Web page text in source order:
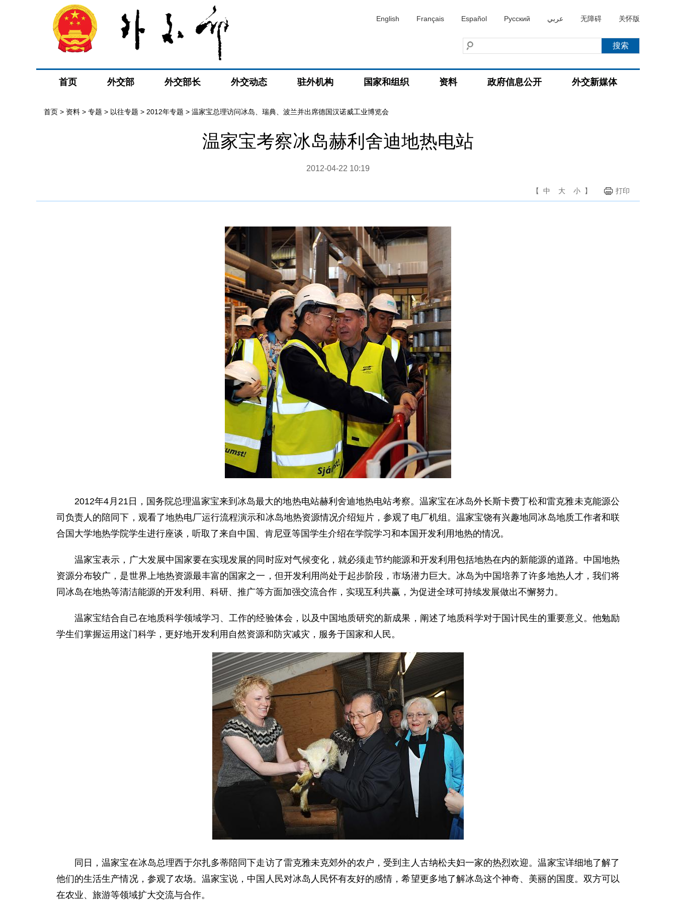
English Français Español Русский عربي 无障碍 关怀版
首页 外交部 外交部长 外交动态 驻外机构 国家和组织 资料 政府信息公开 外交新媒体
首页 > 资料 > 专题 > 以往专题 > 2012年专题 > 温家宝总理访问冰岛、瑞典、波兰并出席德国汉诺威工业博览会
温家宝考察冰岛赫利舍迪地热电站
2012-04-22 10:19
【 中 大 小 】 打印
2012年4月21日，国务院总理温家宝来到冰岛最大的地热电站赫利舍迪地热电站考察。温家宝在冰岛外长斯卡费丁松和雷克雅未克能源公
司负责人的陪同下，观看了地热电厂运行流程演示和冰岛地热资源情况介绍短片，参观了电厂机组。温家宝饶有兴趣地同冰岛地质工作者和联
合国大学地热学院学生进行座谈，听取了来自中国、肯尼亚等国学生介绍在学院学习和本国开发利用地热的情况。
温家宝表示，广大发展中国家要在实现发展的同时应对气候变化，就必须走节约能源和开发利用包括地热在内的新能源的道路。中国地热
资源分布较广，是世界上地热资源最丰富的国家之一，但开发利用尚处于起步阶段，市场潜力巨大。冰岛为中国培养了许多地热人才，我们将
同冰岛在地热等清洁能源的开发利用、科研、推广等方面加强交流合作，实现互利共赢，为促进全球可持续发展做出不懈努力。
温家宝结合自己在地质科学领域学习、工作的经验体会，以及中国地质研究的新成果，阐述了地质科学对于国计民生的重要意义。他勉励
学生们掌握运用这门科学，更好地开发利用自然资源和防灾减灾，服务于国家和人民。
同日，温家宝在冰岛总理西于尔扎多蒂陪同下走访了雷克雅未克郊外的农户，受到主人古纳松夫妇一家的热烈欢迎。温家宝详细地了解了
他们的生活生产情况，参观了农场。温家宝说，中国人民对冰岛人民怀有友好的感情，希望更多地了解冰岛这个神奇、美丽的国度。双方可以
在农业、旅游等领域扩大交流与合作。